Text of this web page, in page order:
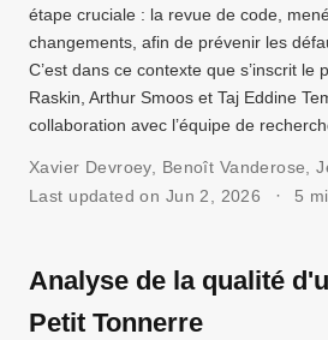
étape cruciale : la revue de code,
changements, afin de prévenir les
C’est dans ce contexte que s’inscrit
Raskin, Arthur Smoos et Taj Eddine
collaboration avec l’équipe de
Xavier Devroey, Benoît Vanderose ,
Last updated on Jun 2, 2026
5
Analyse de la qualité
Petit Tonnerre